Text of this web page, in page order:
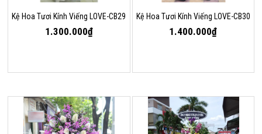
Kệ Hoa Tươi Kính Viếng LOVE-CB29
1.300.000₫
Kệ Hoa Tươi Kính Viếng LOVE-CB30
1.400.000₫